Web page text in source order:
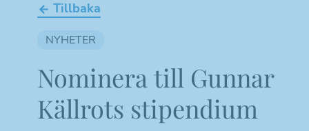
Tillbaka
NYHETER
Nominera till Gunnar
Källrots stipendium